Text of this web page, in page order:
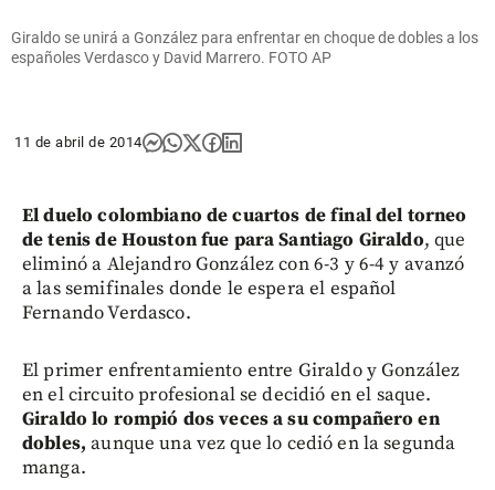
Giraldo se unirá a González para enfrentar en choque de dobles a los
españoles Verdasco y David Marrero. FOTO AP
11 de abril de 2014
El duelo colombiano de cuartos de final del torneo
de tenis de Houston fue para Santiago Giraldo, que
eliminó a Alejandro González con 6-3 y 6-4 y avanzó
a las semifinales donde le espera el español
Fernando Verdasco.
El primer enfrentamiento entre Giraldo y González
en el circuito profesional se decidió en el saque.
Giraldo lo rompió dos veces a su compañero en
dobles, aunque una vez que lo cedió en la segunda
manga.